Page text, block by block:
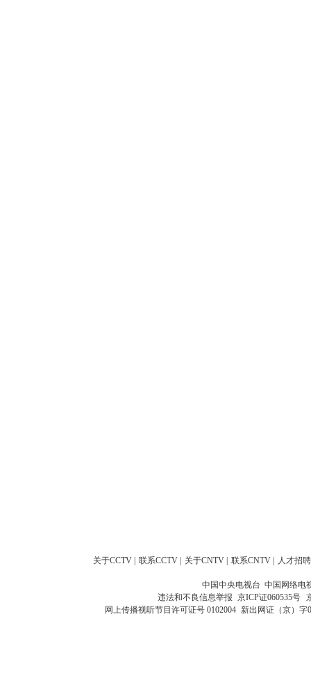
关于CCTV 联系CCTV 关于CNTV 联系CNTV 人才招聘
中国中央电视台 中国网络电
违法和不良信息举报 京ICP证060535号
网上传播视听节目许可证号 0102004 新出网证（京）